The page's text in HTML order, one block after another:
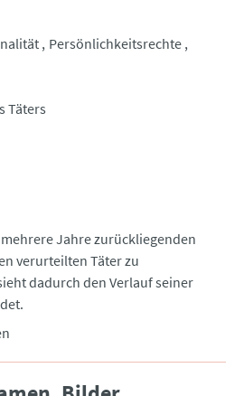
Persönlichkeitsrechte
Täters
Jahre zurückliegenden
verurteilten Täter zu
dadurch den Verlauf seiner